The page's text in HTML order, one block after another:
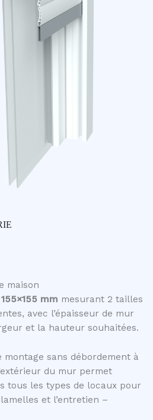
maison
mm mesurant 2 tailles
avec l’épaisseur de mur
et la hauteur souhaitées.
montage sans débordement à
du mur permet
tous les types de locaux pour
et l’entretien –